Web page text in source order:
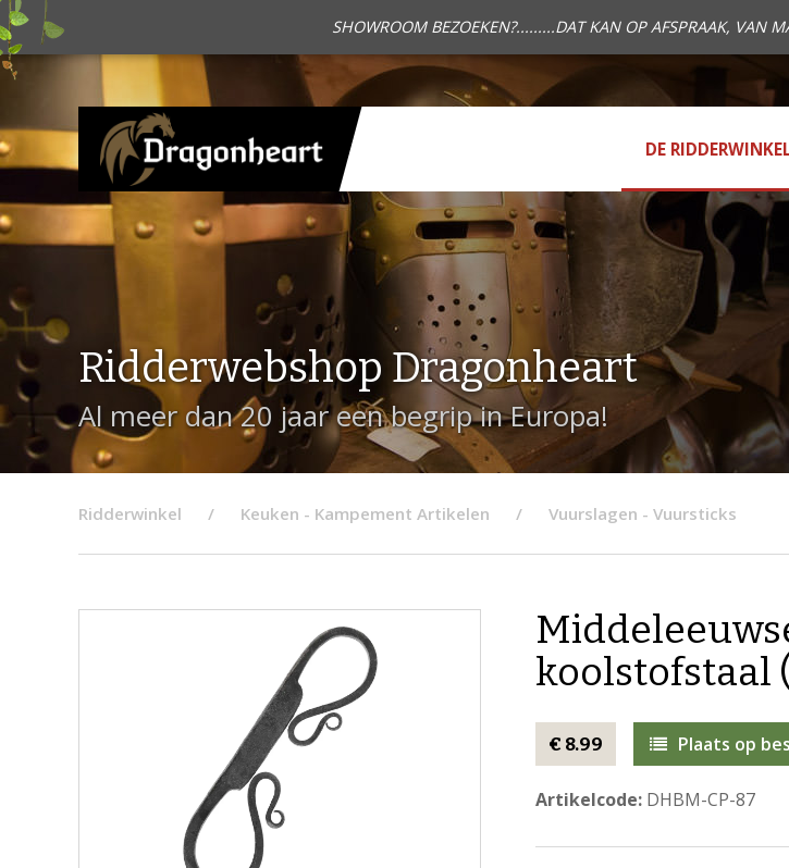
SHOWROOM BEZOEKEN?.........DAT KAN OP AFSPRAAK, VAN
DE
Ridderwebshop Dragonheart
Al meer dan 20 jaar een begrip in Europa!
Ridderwinkel Keuken - Kampement Artikelen Vuurslagen - Vuursticks
koolstofstaal
€ 8.99 Plaats op
Artikelcode:DHBM-CP-87